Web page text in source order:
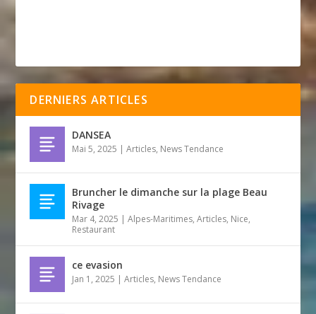
DERNIERS ARTICLES
DANSEA
Mai 5, 2025 |Articles, News Tendance
Bruncher le dimanche sur la plage Beau
Rivage
Mar 4, 2025 |Alpes-Maritimes,Articles, Nice,
Restaurant
ce evasion
Jan 1, 2025 |Articles, News Tendance